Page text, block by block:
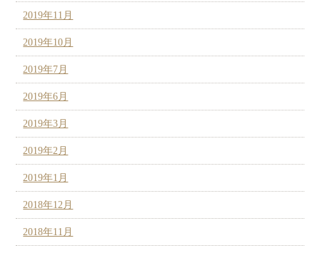
2019年11月
2019年10月
2019年7月
2019年6月
2019年3月
2019年2月
2019年1月
2018年12月
2018年11月